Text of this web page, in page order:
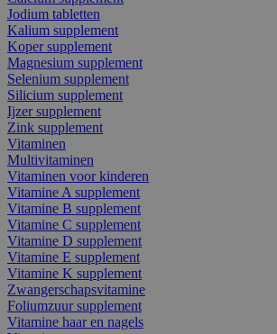
Jodium tabletten
Kalium supplement
Koper supplement
Magnesium supplement
Selenium supplement
Silicium supplement
Ijzer supplement
Zink supplement
Vitaminen
Multivitaminen
Vitaminen voor kinderen
Vitamine A supplement
Vitamine B supplement
Vitamine C supplement
Vitamine D supplement
Vitamine E supplement
Vitamine K supplement
Zwangerschapsvitamine
Foliumzuur supplement
Vitamine haar en nagels